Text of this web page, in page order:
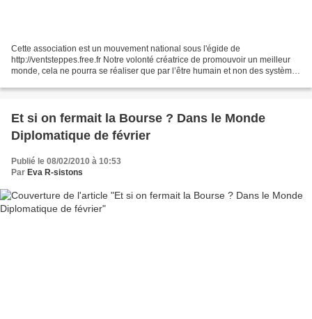
Cette association est un mouvement national sous l'égide de
http://ventsteppes.free.fr Notre volonté créatrice de promouvoir un meilleur
monde, cela ne pourra se réaliser que par l’être humain et non des systèmes
Et si on fermait la Bourse ? Dans le Monde
Diplomatique de février
Publié le 08/02/2010 à 10:53
Par Eva R-sistons